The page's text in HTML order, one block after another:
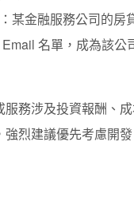
某金融服務公司的房
名單，成為該公
服務涉及投資報酬、
強烈建議優先考慮開